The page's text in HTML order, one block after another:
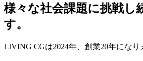
様々な社会課題に挑戦し
す。
LIVING CGは2024年、創業20年になり